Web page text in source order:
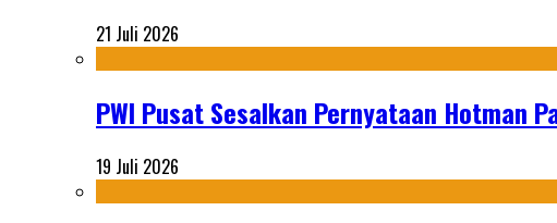
21 Juli 2026
PWI Pusat Sesalkan Pernyataan Hotman
19 Juli 2026